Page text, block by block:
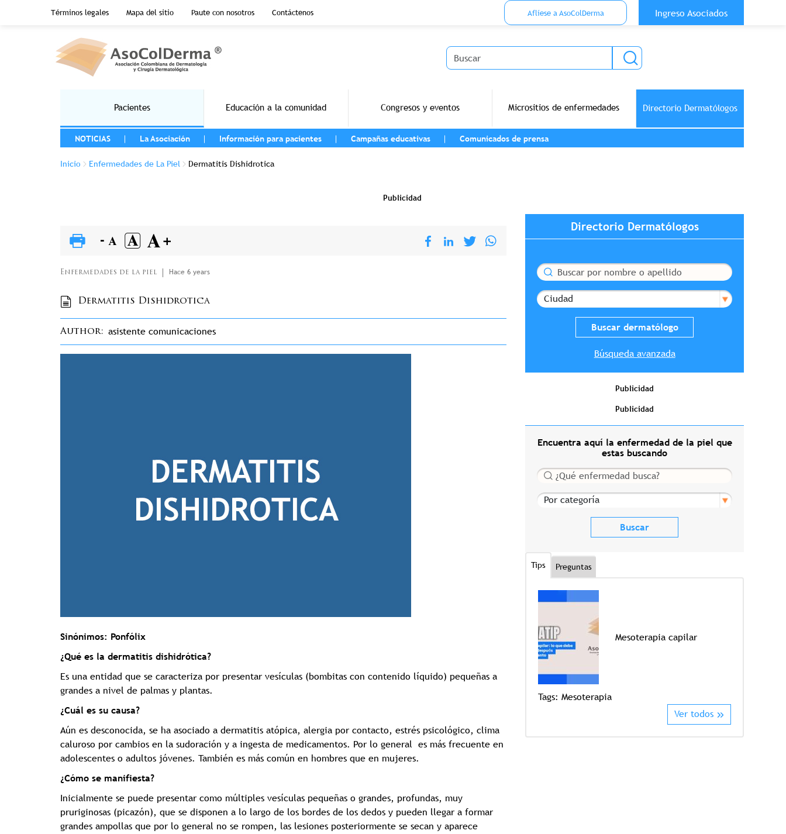
Pasar al contenido principal
Términos legales
Mapa del sitio Paute con nosotros Contáctenos
Menu Top Anónimo
Aflíese a AsoColDerma
Ingreso Asociados
Buscar
Pacientes Educación a la comunidad Congresos y eventos Micrositios de enfermedades Directorio Dermatólogos
MENU LEFT
NOTICIAS
La Asociación Información para pacientes Campañas educativas Comunicados de prensa
Sobrescribir enlaces de ayuda a la navegación
Inicio Enfermedades de La Piel Dermatitis Dishidrotica
Publicidad
Enfermedades de la piel Hace 6 years
Dermatitis Dishidrotica
Author asistente comunicaciones
Sinónimos: Ponfólix
¿Qué es la dermatitis dishidrótica?
Es una entidad que se caracteriza por presentar vesículas (bombitas con contenido líquido) pequeñas a
grandes a nivel de palmas y plantas.
¿Cuál es su causa?
Aún es desconocida, se ha asociado a dermatitis atópica, alergia por contacto, estrés psicológico, clima
caluroso por cambios en la sudoración y a ingesta de medicamentos. Por lo general es más frecuente en
adolescentes o adultos jóvenes. También es más común en hombres que en mujeres.
¿Cómo se manifiesta?
Inicialmente se puede presentar como múltiples vesículas pequeñas o grandes, profundas, muy
pruriginosas (picazón), que se disponen a lo largo de los bordes de los dedos y pueden llegar a formar
grandes ampollas que por lo general no se rompen, las lesiones posteriormente se secan y aparece
Directorio Dermatólogos
Buscar
Ciudad
Búsqueda avanzada
Publicidad
Publicidad
Encuentra aquí la enfermedad de la piel que
estas buscando
Buscar
Por categoría
Tips Preguntas
Mesoterapia capilar
Tags:Mesoterapia
Ver todos